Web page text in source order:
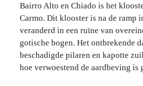
Bairro Alto en Chiado is het
Carmo. Dit klooster is na de ramp
veranderd in een ruïne van
gotische bogen. Het ontbrekende
beschadigde pilaren en kapotte
hoe verwoestend de aardbeving is